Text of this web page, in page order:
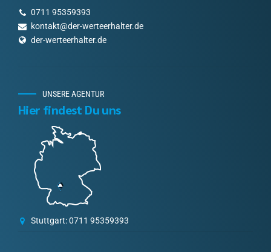
0711 95359393
kontakt@der-werteerhalter.de
der-werteerhalter.de
UNSERE AGENTUR
Hier findest Du uns
Stuttgart: 0711 95359393